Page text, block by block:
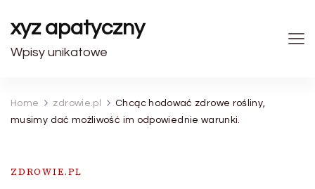
xyz apatyczny
Wpisy unikatowe
Home zdrowie.pl
Chcąc hodować zdrowe rośliny,
musimy dać możliwość im odpowiednie warunki.
ZDROWIE.PL